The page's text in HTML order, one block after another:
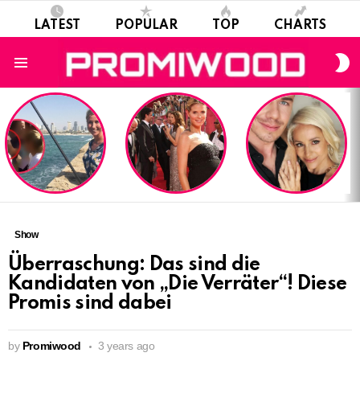
LATEST POPULAR TOP CHARTS
LATEST
STORIES
Show
Überraschung: Das sind die
Kandidaten von „Die Verräter“! Diese
Promis sind dabei
by Promiwood 3 years ago